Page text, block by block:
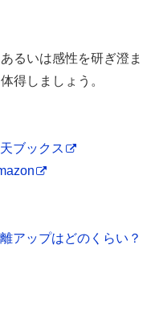
るいは感性を研ぎ澄ま
得しましょう。
ブックス
アップはどのくらい？